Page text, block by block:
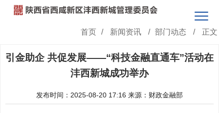
首页 / 新闻资讯 / 部门动态 / 正文
引金助企 共促发展——“科技金融直通车”活动在
沣西新城成功举办
发布时间：2025-08-20 17:16 来源：财政金融部